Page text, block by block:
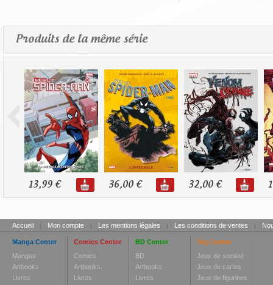
Produits de la même série
13,99 € 36,00 € 32,00 €
Accueil | Mon compte | Les mentions légales | Les conditions de ventes |
Manga Center
Mangas
Artbooks
Livres
Comics Center
Comics
Artbooks
Livres
BD Center
BD
Artbooks
Livres
Toy Center
Jeux de société
Jeux de cartes
Jeux de figurines